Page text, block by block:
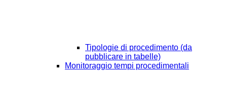
Tipologie di procedimento (da
pubblicare in tabelle)
Monitoraggio tempi procedimentali